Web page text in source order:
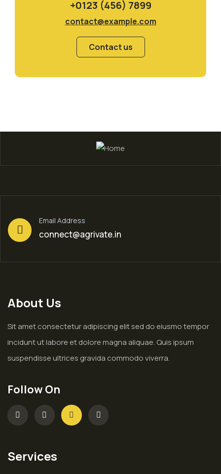
+0123 (456) 7899
contact@example.com
Contact us
Email Address
connect@agrivate.in
About Us
Sit amet consectetur adipiscing elit sed do eiusmo tempor
incidunt ut labore et dolore magna aliquae. Quis ipsum
suspendisse ultrices gravida commodo viverra.
Follow On
Services